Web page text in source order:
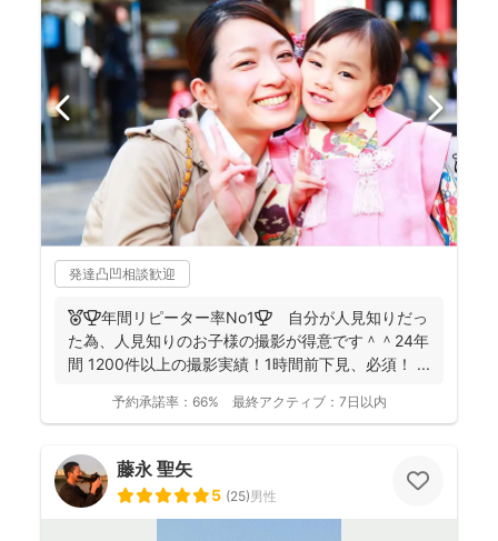
発達凸凹相談歓迎
🏅🏆️年間リピーター率No1🏆 自分が人見知りだっ
た為、人見知りのお子様の撮影が得意です＾＾24年
間 1200件以上の撮影実績！1時間前下見、必須！ ...
予約承諾率： 66% 最終アクティブ： 7日以内
藤永 聖矢
5 (25)男性